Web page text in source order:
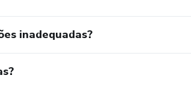
inadequadas?